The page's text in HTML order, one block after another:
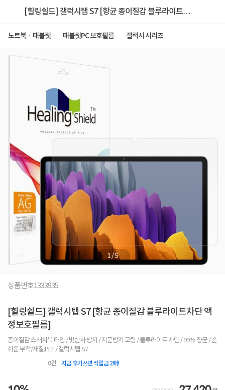
[힐링쉴드] 갤럭시탭 S7 [항균 종이질감 블루라이트차
노트북ㆍ태블릿 태블릿PC 보호필름 갤럭시 시리즈
1/5
상품번호1333935
[힐링쉴드] 갤럭시탭 S7 [항균 종이질감 블루라이트차단 액
정보호필름]
종이질감 스캐치북 타입 / 빛반사 방지 / 지문방지 코팅 / 블루라이트 차단 / 99% 향균 / 손
쉬운 부착/재질:PET / 갤럭시탭 S7
0건 지금 후기쓰면 적립금 2배!